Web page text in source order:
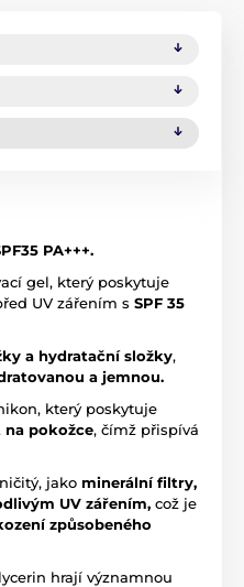
PA+++.
gel, který poskytuje
UV zářením s SPF 35
a hydratační složky,
a jemnou.
který poskytuje
na pokožce, čímž přispívá
jako minerální filtry,
UV zářením, což je
způsobeného
hrají významnou